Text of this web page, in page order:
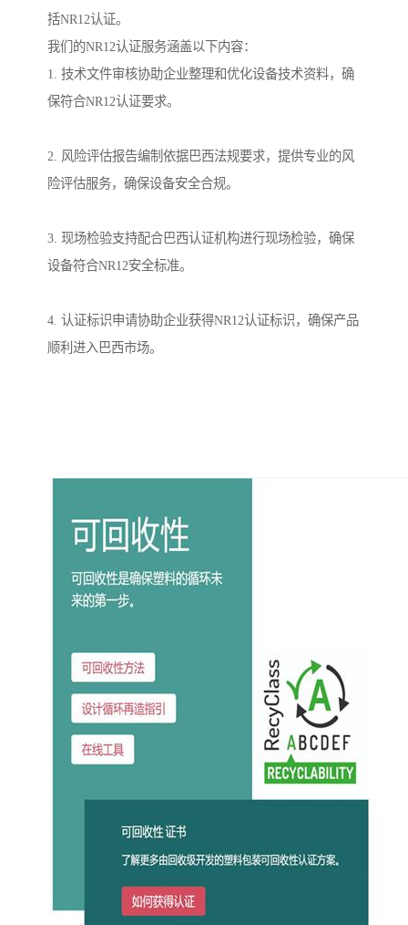
括NR12认证。
我们的NR12认证服务涵盖以下内容：
1. 技术文件审核协助企业整理和优化设备技术资料，确
保符合NR12认证要求。
2. 风险评估报告编制依据巴西法规要求，提供专业的风
险评估服务，确保设备安全合规。
3. 现场检验支持配合巴西认证机构进行现场检验，确保
设备符合NR12安全标准。
4. 认证标识申请协助企业获得NR12认证标识，确保产品
顺利进入巴西市场。